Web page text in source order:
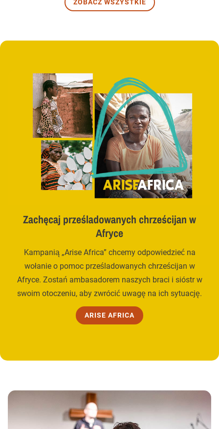
ZOBACZ WSZYSTKIE
Zachęcaj prześladowanych chrześcijan w
Afryce
Kampanią „Arise Africa” chcemy odpowiedzieć na
wołanie o pomoc prześladowanych chrześcijan w
Afryce. Zostań ambasadorem naszych braci i sióstr w
swoim otoczeniu, aby zwrócić uwagę na ich sytuację.
ARISE AFRICA